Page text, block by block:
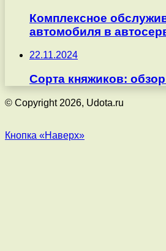
Комплексное
автомобиля в
22.11.2024
Сорта княжиков:
© Copyright 2026, Udota.ru
Кнопка «Наверх»